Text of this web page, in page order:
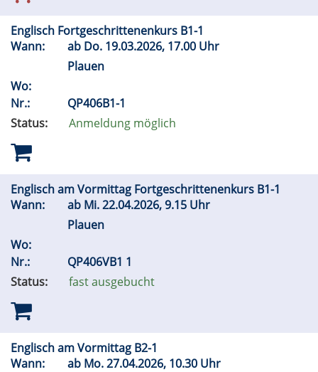
Englisch Fortgeschrittenenkurs B1-1
Wann:
ab Do. 19.03.2026, 17.00 Uhr
Plauen
Wo:
Nr.:
QP406B1-1
Status:
Anmeldung möglich
Englisch am Vormittag Fortgeschrittenenkurs B1-1
Wann:
ab Mi.22.04.2026, 9.15 Uhr
Plauen
Wo:
Nr.:
QP406VB1 1
Status:
fast ausgebucht
Englisch am Vormittag B2-1
Wann:
ab Mo.27.04.2026, 10.30 Uhr